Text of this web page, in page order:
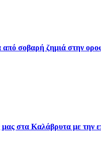
σοβαρή ζημιά στην
στα Καλάβρυτα με